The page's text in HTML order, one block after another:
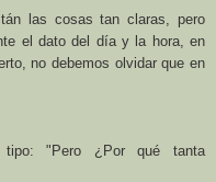
las cosas tan claras, pero
el dato del día y la hora, en
no debemos olvidar que en
tipo: " Pero ¿Por qué tanta